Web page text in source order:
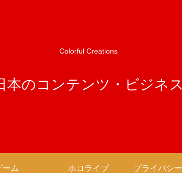
Colorful Creations
本のコンテンツ・ビジネス
ーム ホロライブ